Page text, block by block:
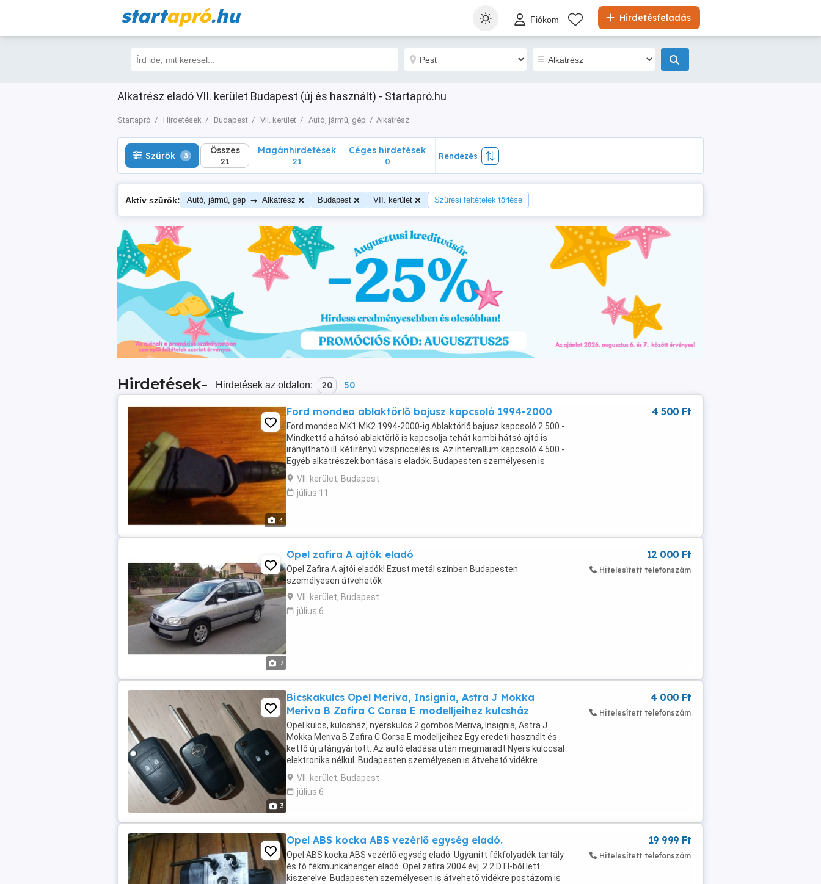
startapró.hu Hirdetésfeladás
Fiókom
Alkatrész eladó VII. kerület Budapest (új és használt) - Startapró.hu
Startapró Hirdetések Budapest VII. kerület Autó, jármű, gép Alkatrész
Szűrők 3 Összes
21
Szűrők 3 Összes
21
Magánhirdetések
21
Céges hirdetések
0
Rendezés
Aktív szűrők: Autó, jármű, gép → Alkatrész Budapest VII. kerület Szűrési feltételek törlése
Hirdetések– Hirdetések az oldalon: 20 50
4
Ford mondeo ablaktörlő bajusz kapcsoló 1994-2000
Ford mondeo MK1 MK2 1994-2000-ig Ablaktörlő bajusz kapcsoló 2.500.-
Mindkettő a hátsó ablaktörlő is kapcsolja tehát kombi hátsó ajtó is
irányítható ill. kétirányú vízspriccelés is. Az intervallum kapcsoló 4.500.-
Egyéb alkatrészek bontása is eladók. Budapesten személyesen is
átvehetők vidékre postázom ...
VII. kerület, Budapest
július 11
4 500 Ft
7
Opel zafira A ajtók eladó
Opel Zafira A ajtói eladók! Ezüst metál színben Budapesten
személyesen átvehetők
VII. kerület, Budapest
július 6
12 000 Ft
Hitelesített telefonszám
3
Bicskakulcs Opel Meriva, Insignia, Astra J Mokka
Meriva B Zafira C Corsa E modelljeihez kulcsház
Opel kulcs, kulcsház, nyerskulcs 2 gombos Meriva, Insignia, Astra J
Mokka Meriva B Zafira C Corsa E modelljeihez Egy eredeti használt és
kettő új utángyártott. Az autó eladása után megmaradt Nyers kulccsal
elektronika nélkül. Budapesten személyesen is átvehető vidékre
postázom is szívesen. Másnapra ...
VII. kerület, Budapest
július 6
4 000 Ft
Hitelesített telefonszám
Opel ABS kocka ABS vezérlő egység eladó.
Opel ABS kocka ABS vezérlő egység eladó. Ugyanitt fékfolyadék tartály
és fő fékmunkahenger eladó. Opel zafira 2004 évj. 2.2 DTI-ből lett
kiszerelve. Budapesten személyesen is átvehető vidékre postázom is
19 999 Ft
Hitelesített telefonszám